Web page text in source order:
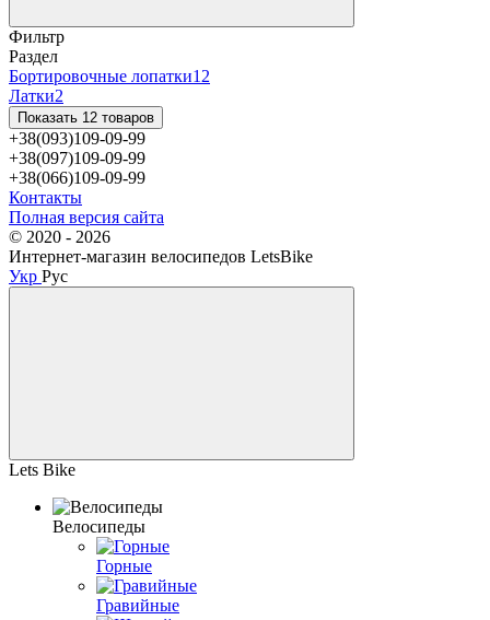
Фильтр
Раздел
Бортировочные лопатки12
Латки2
Показать 12 товаров
+38(093)109-09-99
+38(097)109-09-99
+38(066)109-09-99
Контакты
Полная версия сайта
© 2020 - 2026
Интернет-магазин велосипедов LetsBike
Укр Рус
Lets Bike
Велосипеды
Горные
Гравийные